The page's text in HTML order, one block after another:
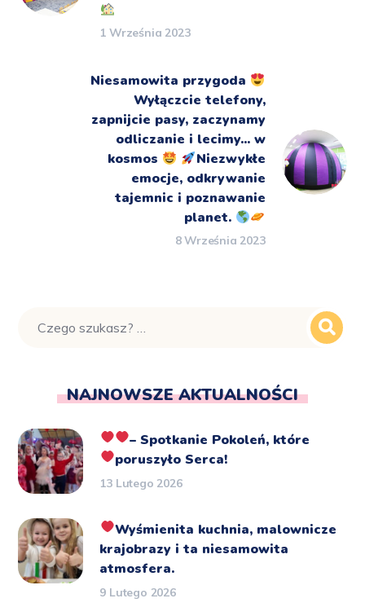
1 Września 2023
Niesamowita przygoda
Wyłączcie telefony,
zapnijcie pasy, zaczynamy
odliczanie i lecimy... w
kosmos
Niezwykłe
emocje, odkrywanie
tajemnic i poznawanie
planet.
8 Września 2023
NAJNOWSZE AKTUALNOŚCI
– Spotkanie Pokoleń, które
poruszyło Serca!
13 Lutego 2026
Wyśmienita kuchnia, malownicze
krajobrazy i ta niesamowita
atmosfera.
9 Lutego 2026